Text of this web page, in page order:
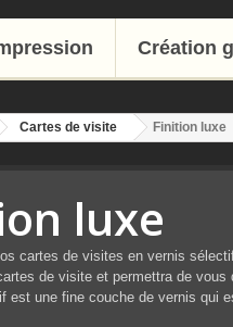
Création
Cartes de visite Finition luxe
luxe
cartes de visites en vernis
de visite et permettra de vous
est une fine couche de vernis qui